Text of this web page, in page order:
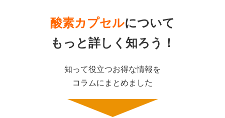
酸素カプセルについて
もっと詳しく知ろう！
知って役立つお得な情報を
コラムにまとめました